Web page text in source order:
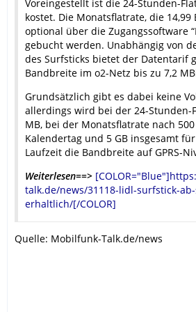
Voreingestellt ist die 24-Stunden-
kostet. Die Monatsflatrate, die 14,99
optional über die Zugangssoftware
gebucht werden. Unabhängig von
des Surfsticks bietet der Datentarif
Bandbreite im o2-Netz bis zu 7,2
Grundsätzlich gibt es dabei keine
allerdings wird bei der 24-Stunden-
MB, bei der Monatsflatrate nach
Kalendertag und 5 GB insgesamt
Laufzeit die Bandbreite auf GPRS-
Weiterlesen==>
talk.de/news/31118-lidl-surfstick-
erhaltlich/[/COLOR]
Quelle: Mobilfunk-Talk.de/news